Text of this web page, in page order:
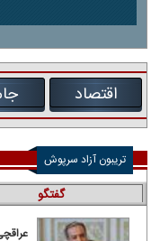
اقتصاد
تریبون آزاد سرپوش
گفتگو